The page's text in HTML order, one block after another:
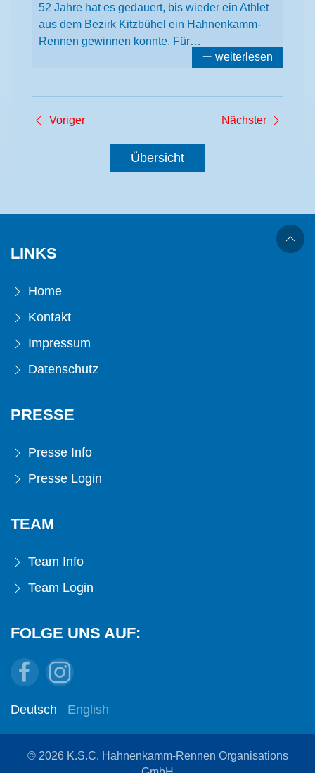
52 Jahre hat es gedauert, bis wieder ein Athlet
aus dem Bezirk Kitzbühel ein Hahnenkamm-
Rennen gewinnen konnte. Für…
weiterlesen
Voriger Nächster
Übersicht
LINKS
Home
Kontakt
Impressum
Datenschutz
PRESSE
Presse Info
Presse Login
TEAM
Team Info
Team Login
FOLGE UNS AUF:
Deutsch English
© 2026 K.S.C. Hahnenkamm-Rennen Organisations